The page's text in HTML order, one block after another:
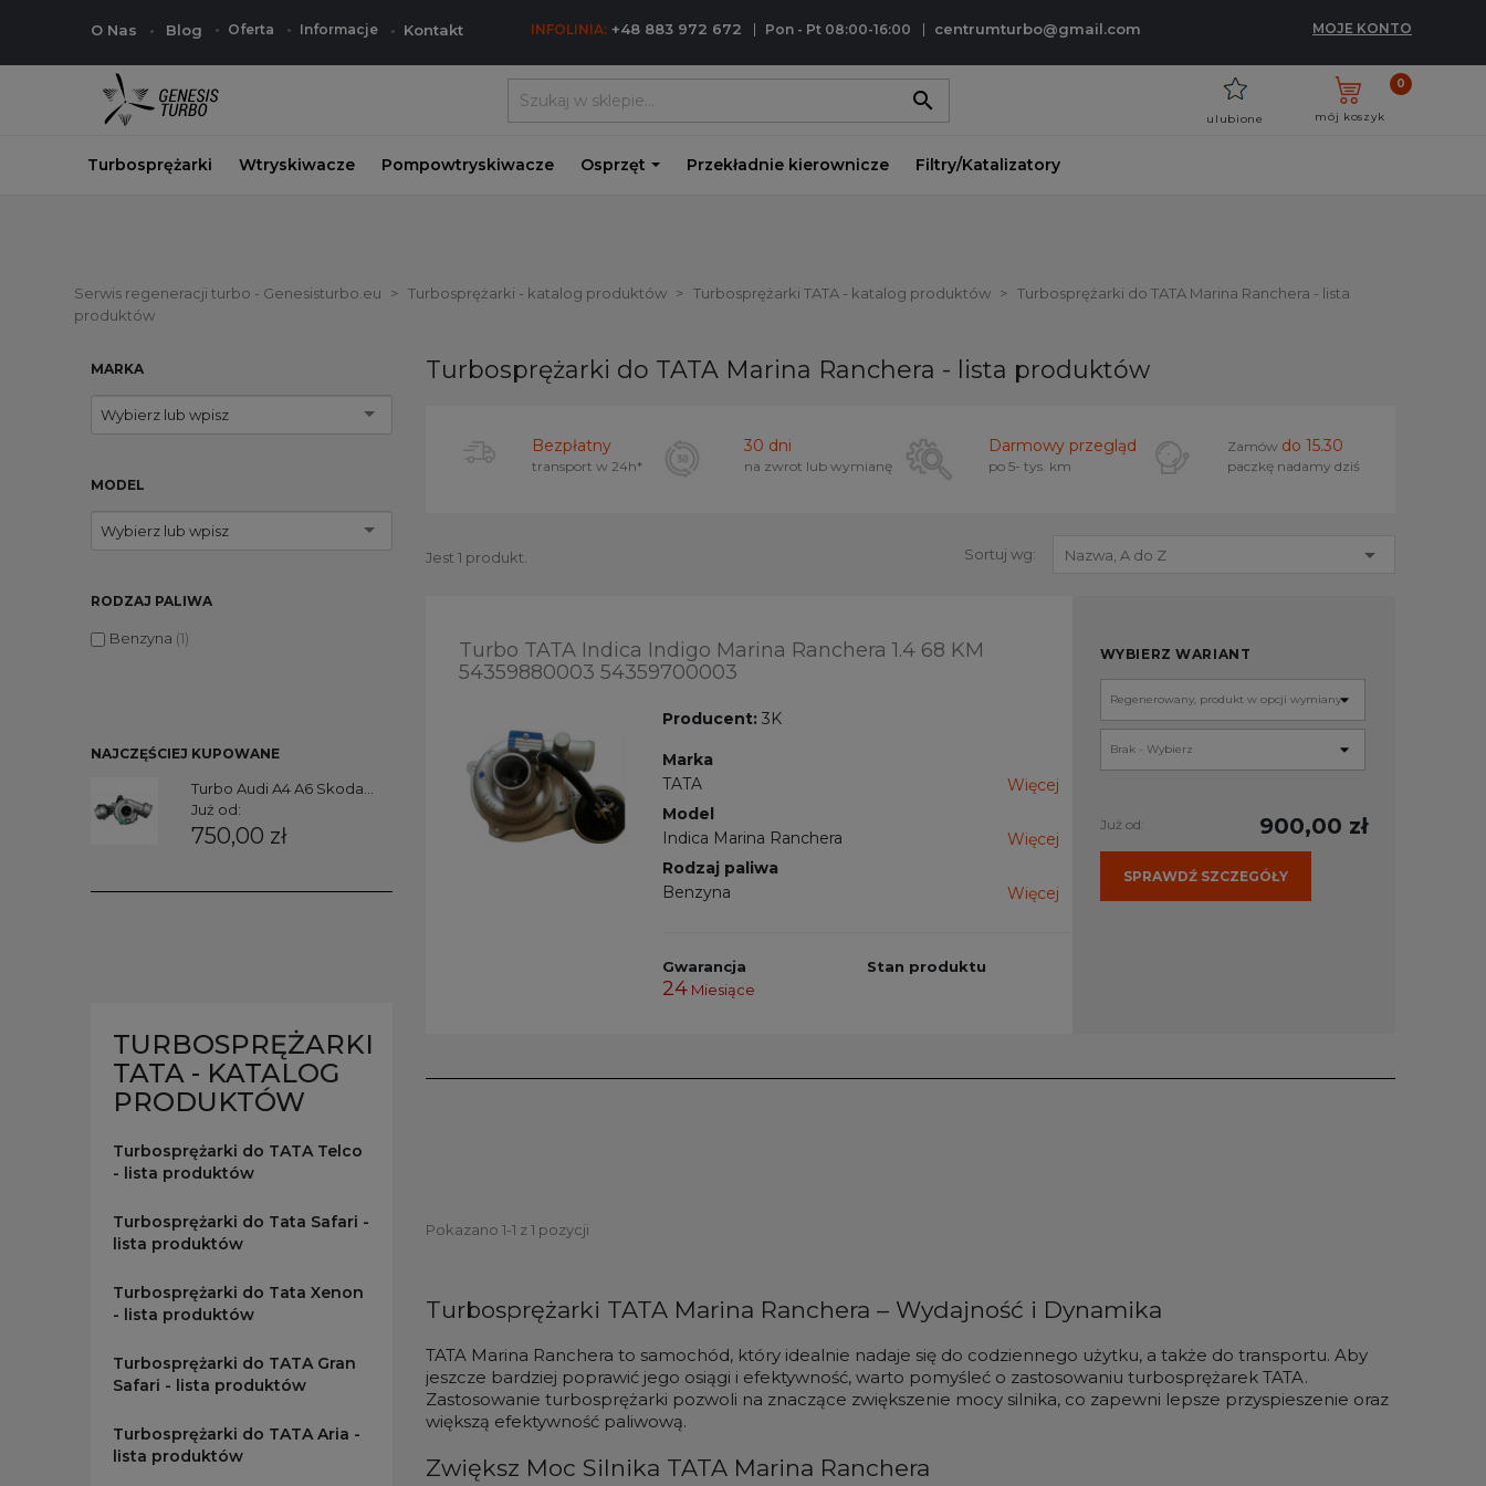
O Nas Blog Oferta Informacje Kontakt INFOLINIA: +48 883 972 672 Pon - Pt 08:00-16:00 centrumturbo@gmail.com MOJE KONTO
search
mój koszyk
0
ulubione
Turbosprężarki Wtryskiwacze Pompowtryskiwacze Osprzęt Przekładnie kierownicze Filtry/Katalizatory
Serwis regeneracji turbo - Genesisturbo.eu Turbosprężarki - katalog produktów Turbosprężarki TATA - katalog produktów
Turbosprężarki do TATA Marina Ranchera - lista
produktów
MARKA
Wybierz lub wpisz
MODEL
Wybierz lub wpisz
RODZAJ PALIWA
Benzyna (1)
NAJCZĘŚCIEJ KUPOWANE
Turbo Audi A4 A6 Skoda...
Już od:
750,00 zł
TURBOSPRĘŻARKI
TATA - KATALOG
PRODUKTÓW
Turbosprężarki do TATA Telco
- lista produktów
Turbosprężarki do Tata Safari -
lista produktów
Turbosprężarki do Tata Xenon
- lista produktów
Turbosprężarki do TATA Gran
Safari - lista produktów
Turbosprężarki do TATA Aria -
lista produktów
Turbosprężarki do TATA Marina Ranchera - lista produktów
Bezpłatny
transport w 24h*
30 dni
na zwrot lub wymianę
Darmowy przegląd
po 5- tys. km
Zamów do 15.30
paczkę nadamy dziś
Jest 1 produkt. Sortuj wg: Nazwa, A do Z 
Turbo TATA Indica Indigo Marina Ranchera 1.4 68 KM
54359880003 54359700003
Producent: 3K
Marka
TATA
Więcej
Model
Indica Marina Ranchera
Więcej
Rodzaj paliwa
Benzyna
Więcej
Gwarancja
24 Miesiące
Stan produktu
WYBIERZ WARIANT
Już od: 900,00 zł
SPRAWDŹ SZCZEGÓŁY
Pokazano 1-1 z 1 pozycji
Turbosprężarki TATA Marina Ranchera – Wydajność i Dynamika
TATA Marina Ranchera to samochód, który idealnie nadaje się do codziennego użytku, a także do transportu. Aby
jeszcze bardziej poprawić jego osiągi i efektywność, warto pomyśleć o zastosowaniu turbosprężarek TATA.
Zastosowanie turbosprężarki pozwoli na znaczące zwiększenie mocy silnika, co zapewni lepsze przyspieszenie oraz
większą efektywność paliwową.
Zwiększ Moc Silnika TATA Marina Ranchera